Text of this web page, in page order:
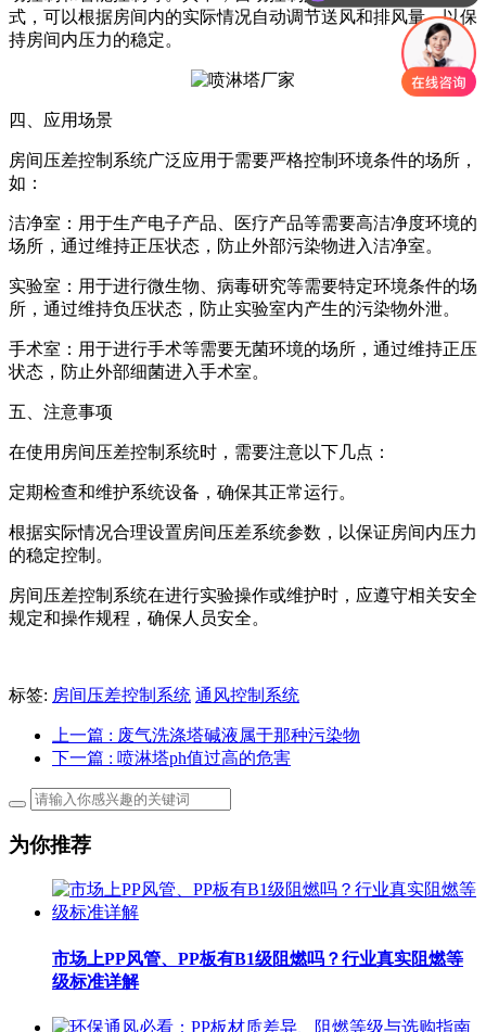
式，可以根据房间内的实际情况自动调节送风和排风量，以保
持房间内压力的稳定。
四、应用场景
房间压差控制系统广泛应用于需要严格控制环境条件的场所，
如：
洁净室：用于生产电子产品、医疗产品等需要高洁净度环境的
场所，通过维持正压状态，防止外部污染物进入洁净室。
实验室：用于进行微生物、病毒研究等需要特定环境条件的场
所，通过维持负压状态，防止实验室内产生的污染物外泄。
手术室：用于进行手术等需要无菌环境的场所，通过维持正压
状态，防止外部细菌进入手术室。
五、注意事项
在使用 房间压差控制系统时，需要注意以下几点：
定期检查和维护系统设备，确保其正常运行。
根据实际情况合理设置房间压差系统参数，以保证房间内压力
的稳定控制。
房间压差控制系统在进行实验操作或维护时，应遵守相关安全
规定和操作规程，确保人员安全。
标签: 房间压差控制系统 通风控制系统
上一篇 : 废气洗涤塔碱液属于那种污染物
下一篇 : 喷淋塔ph值过高的危害
为你推荐
市场上PP风管、PP板有B1级阻燃吗？行业真实阻燃等
级标准详解